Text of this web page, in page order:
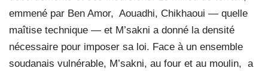
emmené par Ben Amor, Aouadhi, Chikhaoui — quelle
maîtise technique — et M’sakni a donné la densité
nécessaire pour imposer sa loi. Face à un ensemble
soudanais vulnérable, M’sakni, au four et au moulin, a